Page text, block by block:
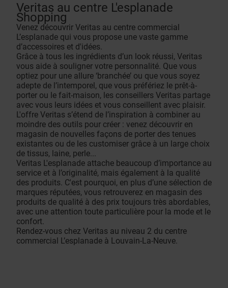
Veritas au centre L'esplanade
Shopping
Venez découvrir Veritas au centre commercial
L’esplanade qui vous propose une vaste gamme
d’accessoires et d'idées.
Grâce à tous les ingrédients d’un look réussi, Veritas
vous aide à souligner votre personnalité. Que vous
optiez pour une allure ‘branchée’ ou que vous soyez
adepte de l’intemporel, que vous préfériez le prêt-à-
porter ou le fait-maison, les conseillers Veritas partage
avec vous leurs idées et vous conseillent avec plaisir.
L'offre Veritas s’étend de l’inspiration à combiner au
moindre des outils pour créer : venez découvrir en
magasin de nouvelles façons de porter des tenues
existantes ou de les customiser grâce à un large choix
de tissus, laine, perle...
Veritas L'esplanade attache beaucoup d’importance au
service et à l’originalité, mais également à la qualité
des produits. C'est pourquoi, en plus d’une sélection de
marques réputées, vous retrouverez en magasin des
produits de qualité à des prix toujours très abordables,
avec une attention toute particulière pour la mode et le
confort.
Rendez-vous chez Veritas au niveau 2 du centre
commercial L’esplanade à Louvain-La-Neuve.